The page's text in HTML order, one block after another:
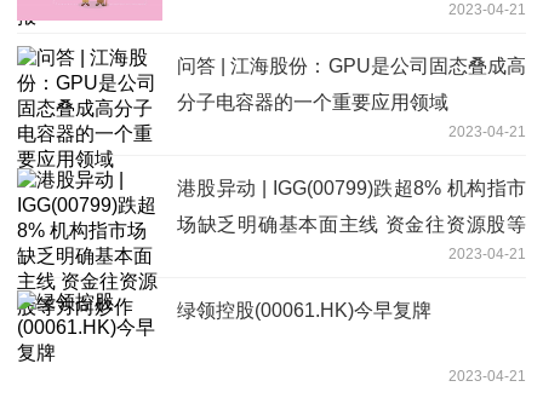
2023-04-21
问答 | 江海股份：GPU是公司固态叠成高
分子电容器的一个重要应用领域
2023-04-21
港股异动 | IGG(00799)跌超8% 机构指市
场缺乏明确基本面主线 资金往资源股等
2023-04-21
绿领控股(00061.HK)今早复牌
2023-04-21